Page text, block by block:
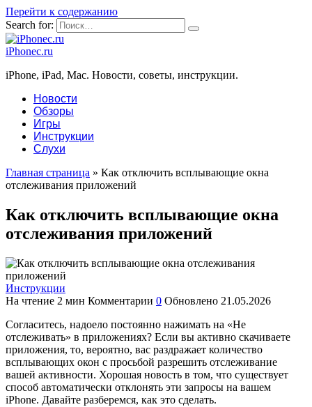
Перейти к содержанию
Search for:
iPhonec.ru
iPhone, iPad, Mac. Новости, советы, инструкции.
Новости
Обзоры
Игры
Инструкции
Слухи
Главная страница » Как отключить всплывающие окна
отслеживания приложений
Как отключить всплывающие окна
отслеживания приложений
Инструкции
На чтение 2 мин Комментарии 0 Обновлено 21.05.2026
Согласитесь, надоело постоянно нажимать на «Не
отслеживать» в приложениях? Если вы активно скачиваете
приложения, то, вероятно, вас раздражает количество
всплывающих окон с просьбой разрешить отслеживание
вашей активности. Хорошая новость в том, что существует
способ автоматически отклонять эти запросы на вашем
iPhone. Давайте разберемся, как это сделать.